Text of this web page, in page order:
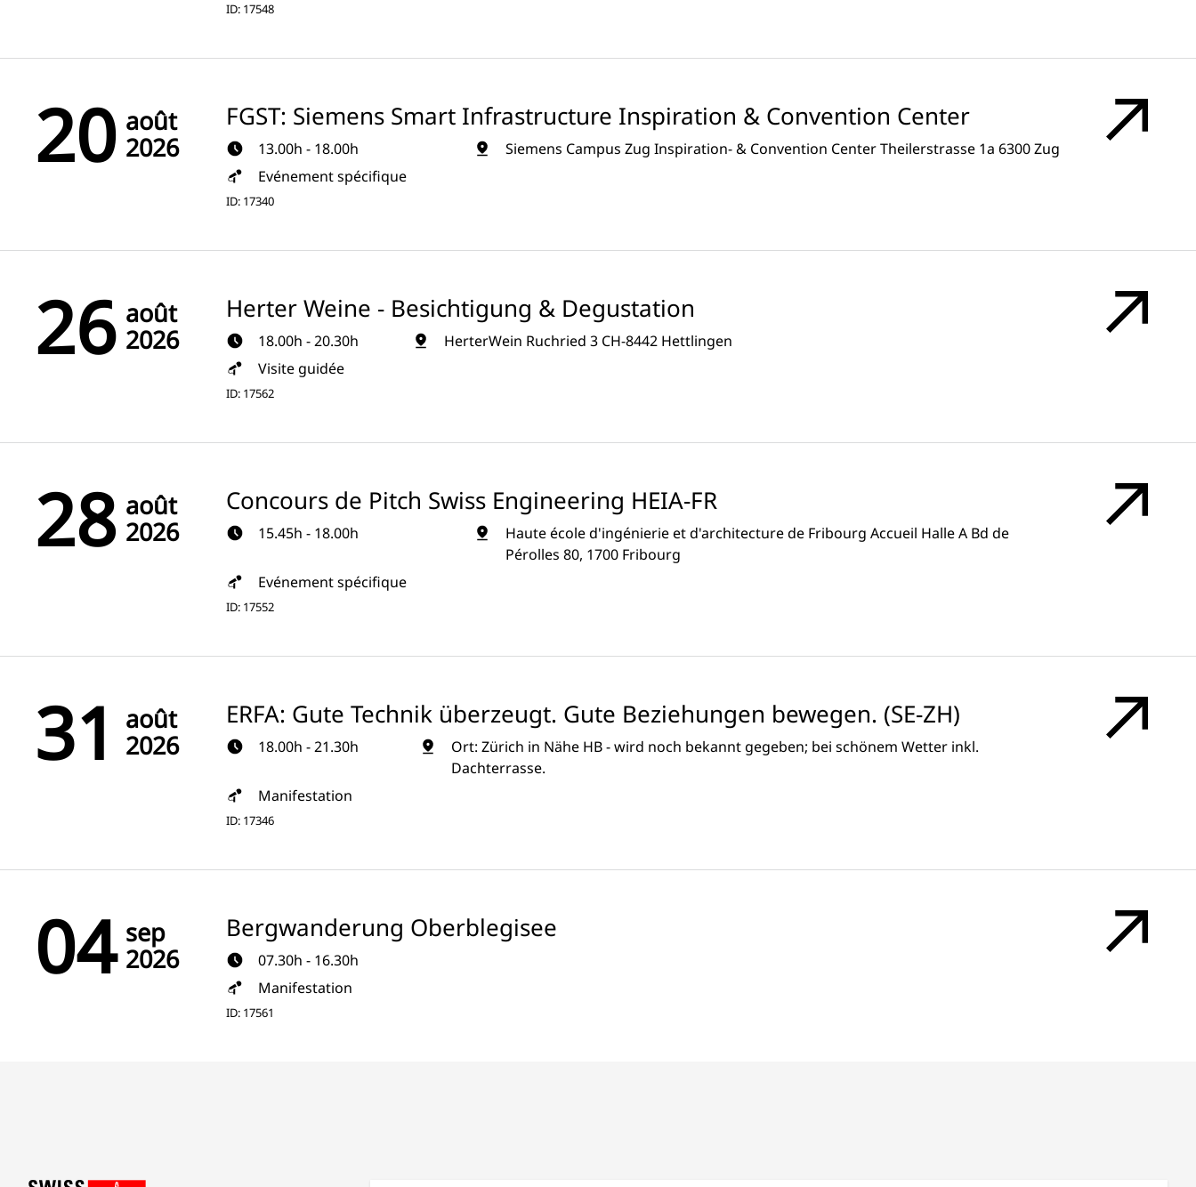
ID: 17548
20 août
2026
FGST: Siemens Smart Infrastructure Inspiration & Convention Center
13.00h - 18.00h
Siemens Campus Zug Inspiration- & Convention Center Theilerstrasse 1a 6300 Zug
Evénement spécifique
ID: 17340
26 août
2026
Herter Weine - Besichtigung & Degustation
18.00h - 20.30h
HerterWein Ruchried 3 CH-8442 Hettlingen
Visite guidée
ID: 17562
28 août
2026
Concours de Pitch Swiss Engineering HEIA-FR
15.45h - 18.00h
Haute école d'ingénierie et d'architecture de Fribourg Accueil Halle A Bd de
Pérolles 80, 1700 Fribourg
Evénement spécifique
ID: 17552
31
août
2026
ERFA: Gute Technik überzeugt. Gute Beziehungen bewegen. (SE-ZH)
18.00h - 21.30h
Ort: Zürich in Nähe HB - wird noch bekannt gegeben; bei schönem Wetter inkl.
Dachterrasse.
Manifestation
ID: 17346
04 sep
2026
Bergwanderung Oberblegisee
07.30h - 16.30h
Manifestation
ID: 17561